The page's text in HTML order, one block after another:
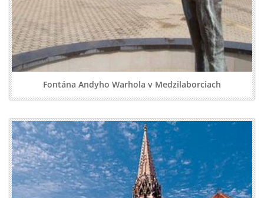
Fontána Andyho Warhola v Medzilaborciach